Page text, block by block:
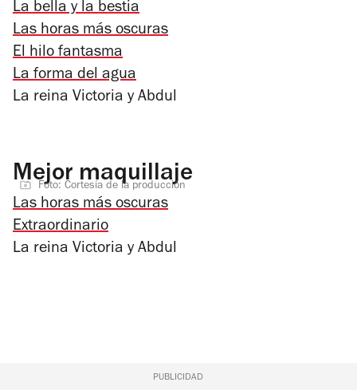
La bella y la bestia
Las horas más oscuras
El hilo fantasma
La forma del agua
La reina Victoria y Abdul
Mejor maquillaje
Foto: Cortesía de la producción
Las horas más oscuras
Extraordinario
La reina Victoria y Abdul
PUBLICIDAD